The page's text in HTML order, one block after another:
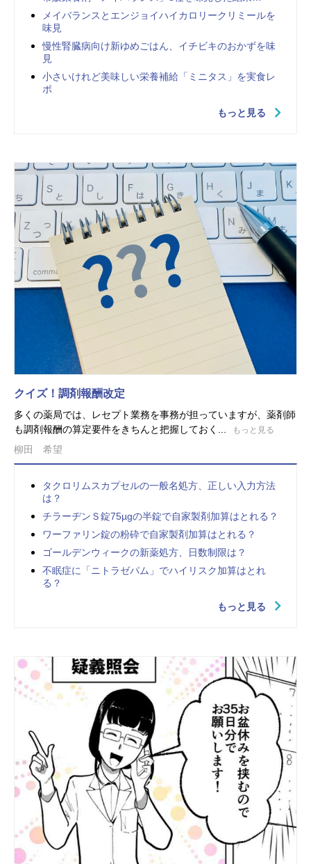
メイバランスとエンジョイハイカロリークリミールを
味見
慢性腎臓病向け新ゆめごはん、イチビキのおかずを味
見
小さいけれど美味しい栄養補給「ミニタス」を実食レ
ポ
もっと見る
クイズ！調剤報酬改定
多くの薬局では、レセプト業務を事務が担っていますが、薬剤師
も調剤報酬の算定要件をきちんと把握しておく...
もっと見る
柳田 希望
タクロリムスカプセルの一般名処方、正しい入力方法
は？
チラーヂンＳ錠75µgの半錠で自家製剤加算はとれる？
ワーファリン錠の粉砕で自家製剤加算はとれる？
ゴールデンウィークの新薬処方、日数制限は？
不眠症に「ニトラゼパム」でハイリスク加算はとれ
る？
もっと見る